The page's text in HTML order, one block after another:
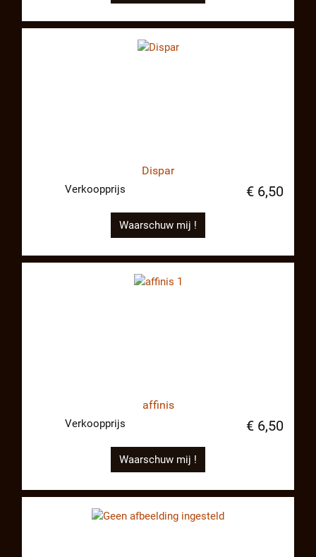
Dispar
Verkoopprijs € 6,50
Waarschuw mij !
affinis
Verkoopprijs € 6,50
Waarschuw mij !